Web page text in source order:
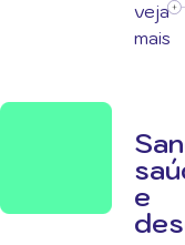
veja
mais
e